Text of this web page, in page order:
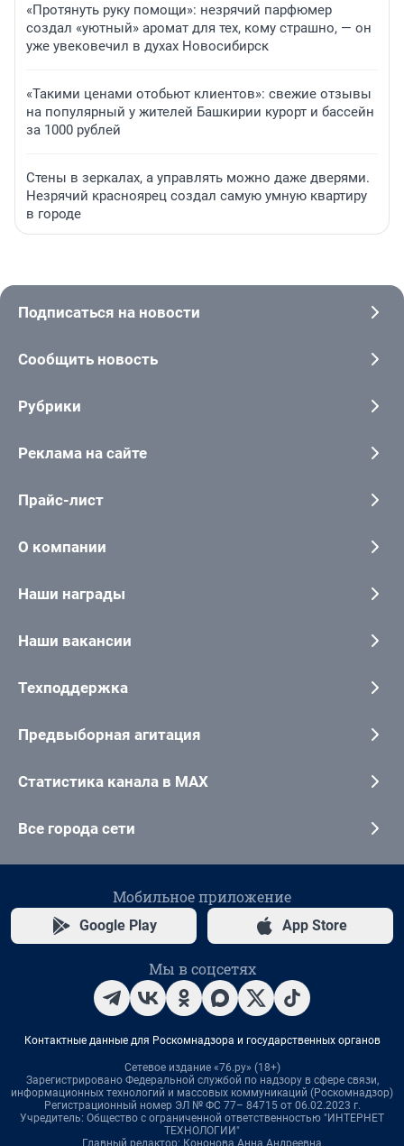
«Протянуть руку помощи»: незрячий парфюмер
создал «уютный» аромат для тех, кому страшно, — он
уже увековечил в духах Новосибирск
«Такими ценами отобьют клиентов»: свежие отзывы
на популярный у жителей Башкирии курорт и бассейн
за 1000 рублей
Стены в зеркалах, а управлять можно даже дверями.
Незрячий красноярец создал самую умную квартиру
в городе
Подписаться на новости
Сообщить новость
Рубрики
Реклама на сайте
Прайс-лист
О компании
Наши награды
Наши вакансии
Техподдержка
Предвыборная агитация
Статистика канала в MAX
Все города сети
Мобильное приложение
Google Play App Store
Мы в соцсетях
Контактные данные для Роскомнадзора и государственных органов
Сетевое издание «76.ру» (18+)
Зарегистрировано Федеральной службой по надзору в сфере связи,
информационных технологий и массовых коммуникаций (Роскомнадзор)
Регистрационный номер ЭЛ № ФС 77– 84715 от 06.02.2023 г.
Учредитель: Общество с ограниченной ответственностью "ИНТЕРНЕТ
ТЕХНОЛОГИИ"
Главный редактор: Кононова Анна Андреевна